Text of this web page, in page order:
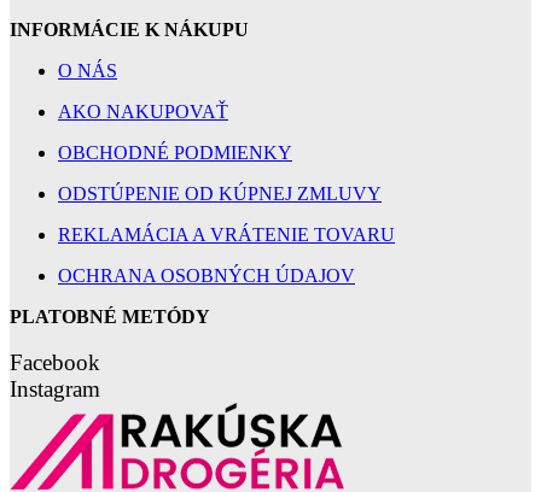
INFORMÁCIE K NÁKUPU
O NÁS
AKO NAKUPOVAŤ
OBCHODNÉ PODMIENKY
ODSTÚPENIE OD KÚPNEJ ZMLUVY
REKLAMÁCIA A VRÁTENIE TOVARU
OCHRANA OSOBNÝCH ÚDAJOV
PLATOBNÉ METÓDY
Facebook
Instagram